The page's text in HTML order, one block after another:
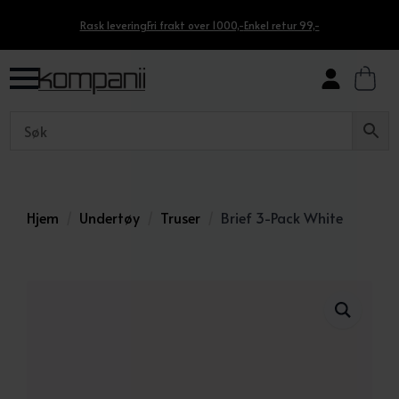
Rask leveringFri frakt over 1000,-Enkel retur 99,-
Hjem Undertøy Truser Brief 3-Pack White